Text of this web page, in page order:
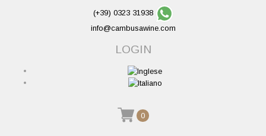
(+39) 0323 31938
info@cambusawine.com
LOGIN
0